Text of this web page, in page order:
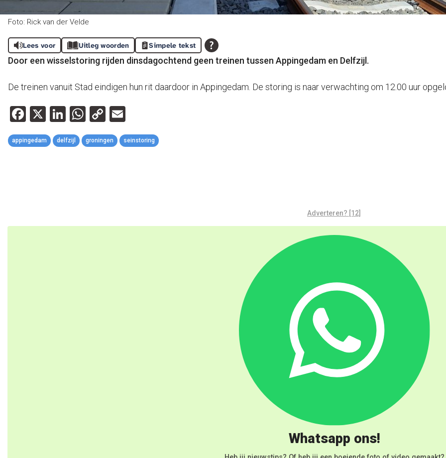
Foto: Rick van der Velde
Lees voor Uitleg woorden Simpele tekst
Door een wisselstoring rijden dinsdagochtend geen treinen tussen Appingedam en Delfzijl.
De treinen vanuit Stad eindigen hun rit daardoor in Appingedam. De storing is naar verwachting om 12.00 uur
Facebook
X LinkedIn
WhatsApp
Copy
Link
appingedam delfzijl groningen seinstoring
Adverteren? [12]
Whatsapp ons!